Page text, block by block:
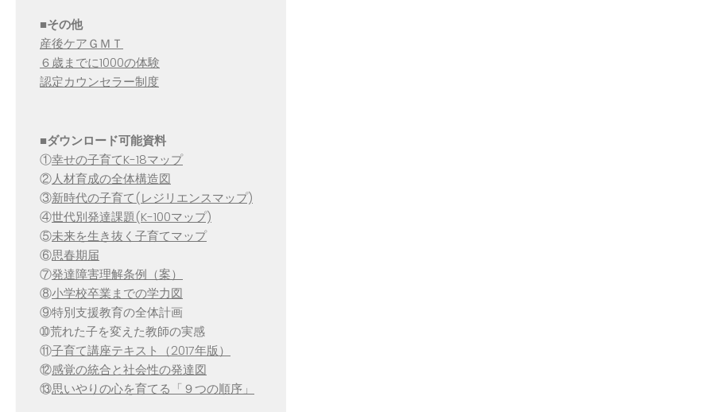
■その他
産後ケアＧＭＴ
６歳までに1000の体験
認定カウンセラー制度
■ダウンロード可能資料
①幸せの子育てK-18マップ
②人材育成の全体構造図
③新時代の子育て(レジリエンスマップ)
④世代別発達課題(K-100マップ)
⑤未来を生き抜く子育てマップ
⑥思春期届
⑦発達障害理解条例（案）
⑧小学校卒業までの学力図
⑨特別支援教育の全体計画
➉荒れた子を変えた教師の実感
⑪子育て講座テキスト（2017年版）
⑫感覚の統合と社会性の発達図
⑬思いやりの心を育てる「９つの順序」